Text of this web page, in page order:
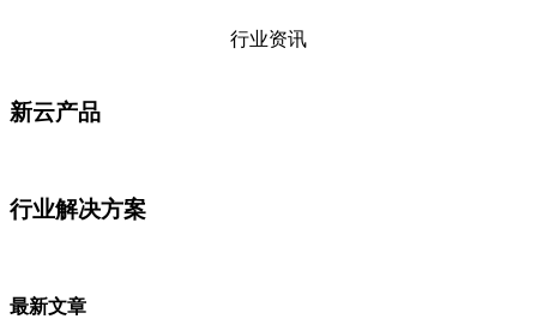
行业资讯
新云产品
行业解决方案
最新文章